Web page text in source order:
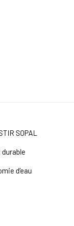
SOPAL
d’eau